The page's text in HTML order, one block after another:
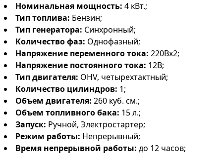
Номинальная мощность: 4 кВт.;
Тип топлива: Бензин;
Тип генератора: Синхронный;
Количество фаз: Однофазный;
Напряжение переменного тока: 220Вх2;
Напряжение постоянного тока: 12В;
Тип двигателя: OHV, четырехтактный;
Количество цилиндров: 1;
Объем двигателя: 260 куб. см.;
Объем топливного бака: 15 л.;
Запуск: Ручной, Электростартер;
Режим работы: Непрерывный;
Время непрерывной работы: до 12 часов;